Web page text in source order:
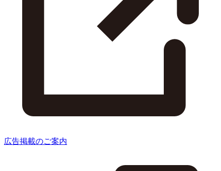
広告掲載のご案内